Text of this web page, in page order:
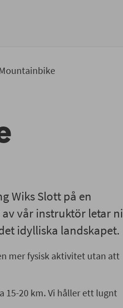
Wiks Slott på en
vår instruktör letar ni
idylliska landskapet.
mer fysisk aktivitet utan att
15-20 km. Vi håller ett lugnt